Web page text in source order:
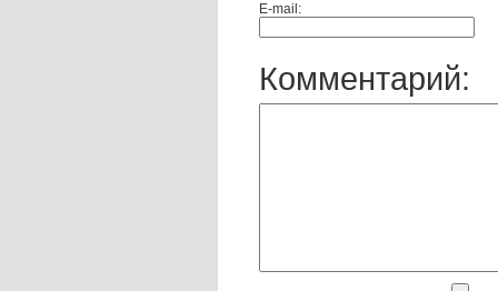
E-mail:
Комментарий: